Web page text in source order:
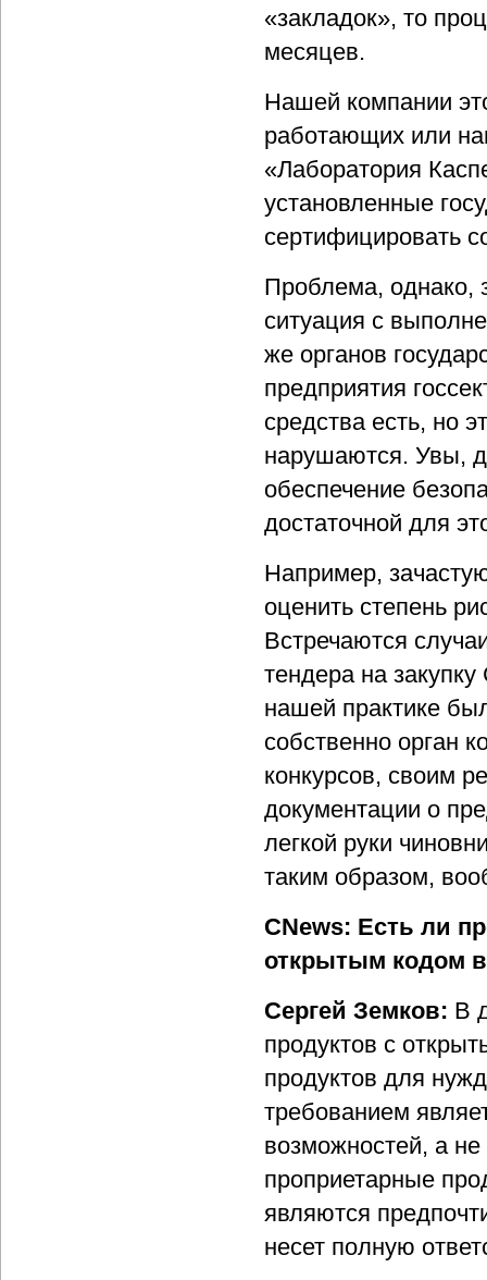
«закладок», то
месяцев.
Нашей компании
работающих или
«Лаборатория
установленные
сертифицировать
Проблема, однако,
ситуация с
же органов
предприятия
средства есть, но
нарушаются. Увы,
обеспечение
достаточной для
Например,
оценить степень
Встречаются
тендера на
нашей практике
собственно орган
конкурсов, своим
документации о
легкой руки
таким образом,
CNews: Есть ли
открытым кодом
Сергей Земков: В
продуктов с
продуктов для
требованием
возможностей, а не
проприетарные
являются
несет полную